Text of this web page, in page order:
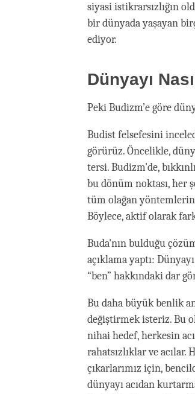
siyasi istikrarsızlığın
bir dünyada yaşayan
ediyor.
Dünyayı
Peki Budizm’e göre
Budist felsefesini
görürüz. Öncelikle,
tersi. Budizm'de,
bu dönüm noktası, her
tüm olağan yöntemlerin
Böylece, aktif olarak
Buda'nın bulduğu
açıklama yaptı:
“ben” hakkındaki dar
Bu daha büyük benlik
değiştirmek isteriz. Bu
nihai hedef, herkesin
rahatsızlıklar ve acılar.
çıkarlarımız için,
dünyayı acıdan